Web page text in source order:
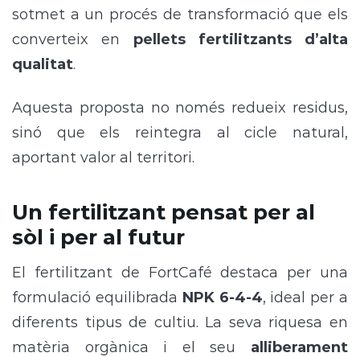
sotmet a un procés de transformació que els
converteix en pellets fertilitzants d’alta
qualitat.
Aquesta proposta no només redueix residus,
sinó que els reintegra al cicle natural,
aportant valor al territori.
Un fertilitzant pensat per al
sòl i per al futur
El fertilitzant de FortCafé destaca per una
formulació equilibrada NPK 6-4-4, ideal per a
diferents tipus de cultiu. La seva riquesa en
matèria orgànica i el seu alliberament